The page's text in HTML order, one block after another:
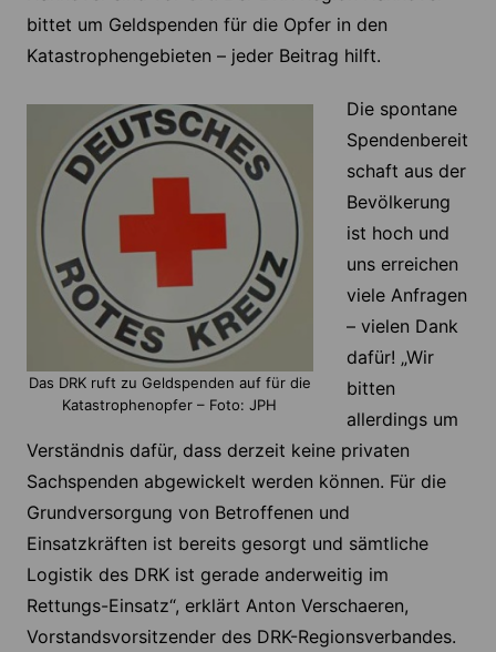
bittet um Geldspenden für die Opfer in den
Katastrophengebieten – jeder Beitrag hilft.
Das DRK ruft zu Geldspenden auf für die
Katastrophenopfer – Foto: JPH
Die spontane
Spendenbereit
schaft aus der
Bevölkerung
ist hoch und
uns erreichen
viele Anfragen
– vielen Dank
dafür! „Wir
bitten
allerdings um
Verständnis dafür, dass derzeit keine privaten
Sachspenden abgewickelt werden können. Für die
Grundversorgung von Betroffenen und
Einsatzkräften ist bereits gesorgt und sämtliche
Logistik des DRK ist gerade anderweitig im
Rettungs-Einsatz“, erklärt Anton Verschaeren,
Vorstandsvorsitzender des DRK-Regionsverbandes.